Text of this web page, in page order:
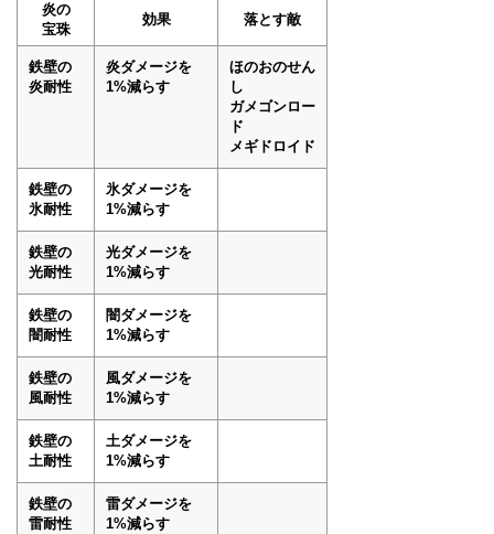
炎の
宝珠
効果 落とす敵
鉄壁の
炎耐性
炎ダメージを
1%減らす
ほのおのせん
し
ガメゴンロー
ド
メギドロイド
鉄壁の
氷耐性
氷ダメージを
1%減らす
鉄壁の
光耐性
光ダメージを
1%減らす
鉄壁の
闇耐性
闇ダメージを
1%減らす
鉄壁の
風耐性
風ダメージを
1%減らす
鉄壁の
土耐性
土ダメージを
1%減らす
鉄壁の
雷耐性
雷ダメージを
1%減らす